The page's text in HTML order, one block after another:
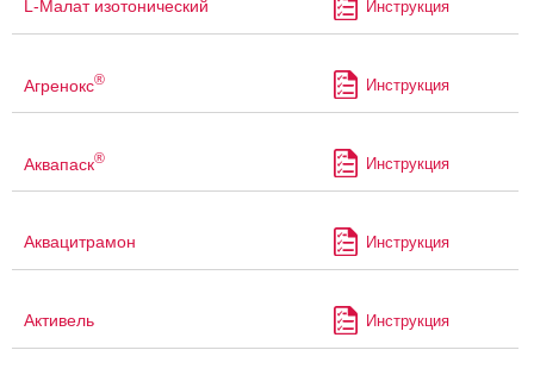
L-Малат изотонический Инструкция
Агренокс® Инструкция
Аквапаск® Инструкция
Аквацитрамон Инструкция
Активель Инструкция